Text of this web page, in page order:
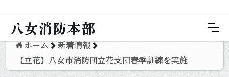
八女消防本部
ホーム
新着情報
【立花】八女市消防団立花支団春季訓練を実施